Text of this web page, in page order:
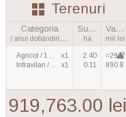
Terenuri
Categoria
/ anul dobândirii, cantitatea
Suprafaţa
ha
Valoarea
mii lei
Agricol / 1998
x1
Intravilan / 2003
x1
2.40
0.11
≈29.01
890.8
919,763.00 lei